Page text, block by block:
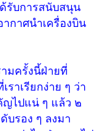
รับการสนับสนุน
กาศนำเครื่องบิน
มครั้งนี้ฝ่ายที่
าเรียกง่าย ๆ ว่า
ญไปแน่ ๆ แล้ว ๒
บรอง ๆ ลงมา